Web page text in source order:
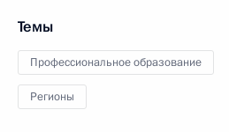
Темы
Профессиональное образование
Регионы